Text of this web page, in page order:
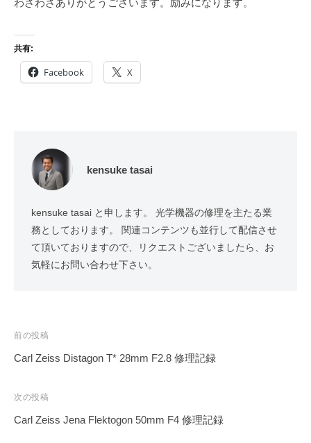
共有:
Facebook X
kensuke tasai
kensuke tasai と申します。 光学機器の修理を主たる業
務としております。 関連コンテンツも並行して配信させ
て頂いておりますので、リクエストございましたら、お
気軽にお問い合わせ下さい。
投
稿
ビ
ゲ
前の投稿
Carl Zeiss Distagon T* 28mm F2.8 修理記録
次の投稿
Carl Zeiss Jena Flektogon 50mm F4 修理記録